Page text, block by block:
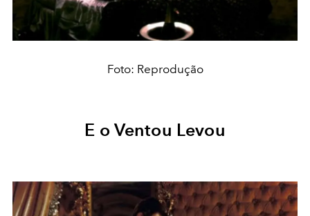
Foto: Reprodução
E o Ventou Levou